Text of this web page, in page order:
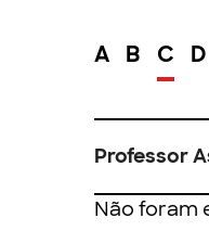
A B C D
Professor
Não foram